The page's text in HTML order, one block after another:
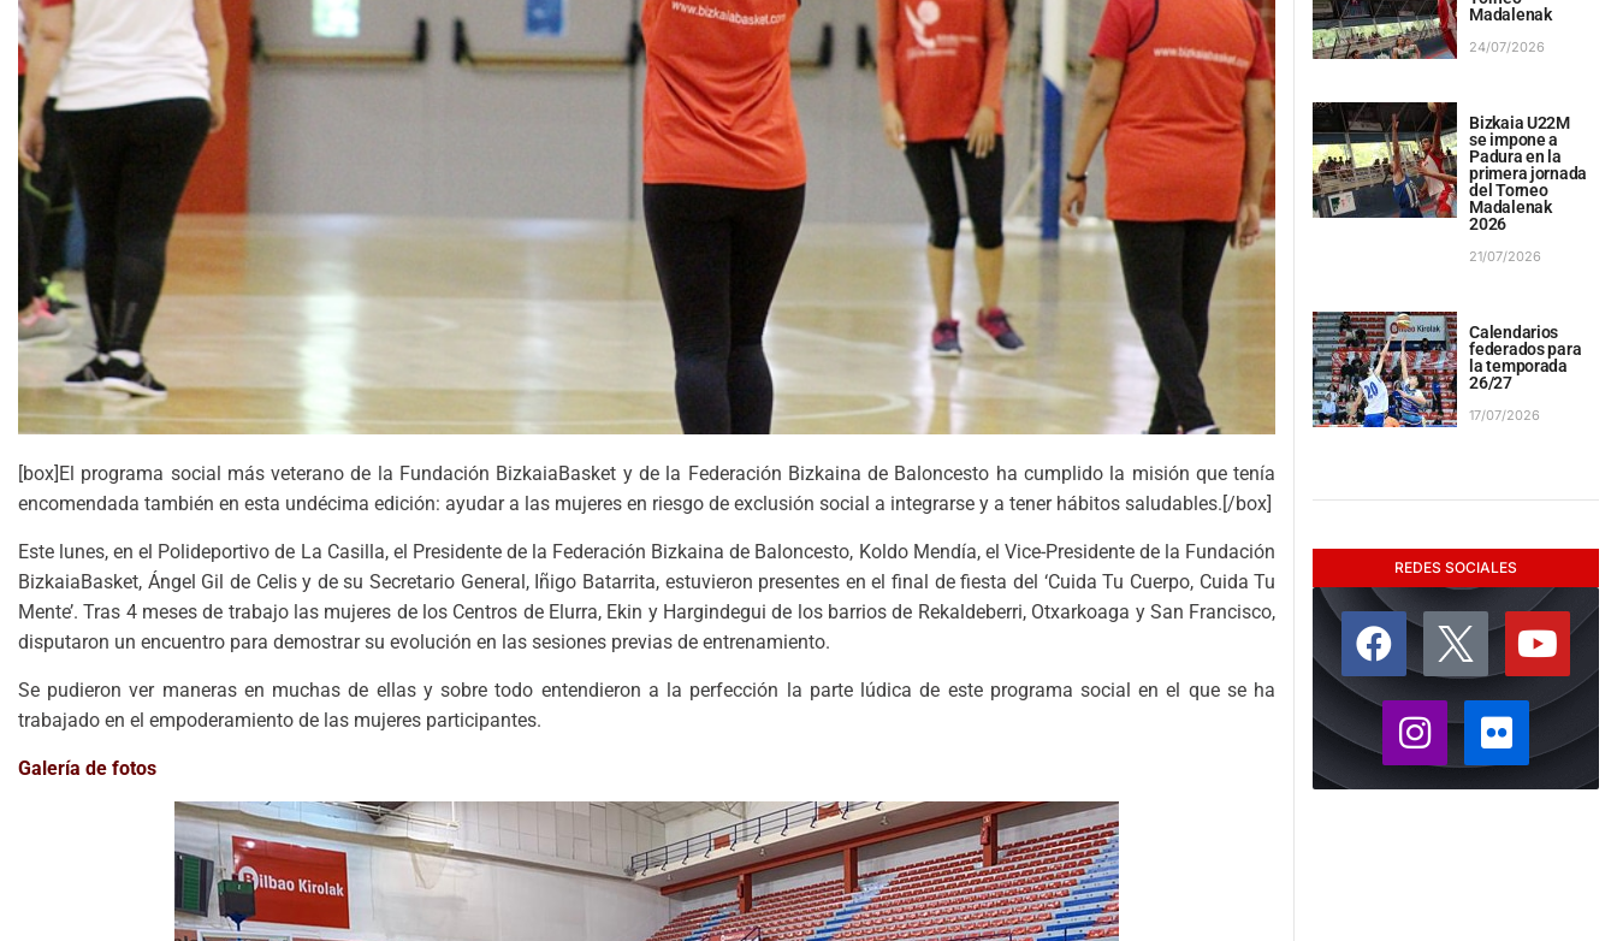
[box]El programa social más veterano de la Fundación BizkaiaBasket y de la Federación Bizkaina de Baloncesto ha cumplido la misión que tenía
encomendada también en esta undécima edición: ayudar a las mujeres en riesgo de exclusión social a integrarse y a tener hábitos saludables.[/box]
Este lunes, en el Polideportivo de La Casilla, el Presidente de la Federación Bizkaina de Baloncesto, Koldo Mendía, el Vice-Presidente de la Fundación
BizkaiaBasket, Ángel Gil de Celis y de su Secretario General, Iñigo Batarrita, estuvieron presentes en el final de fiesta del ‘Cuida Tu Cuerpo, Cuida Tu
Mente’. Tras 4 meses de trabajo las mujeres de los Centros de Elurra, Ekin y Hargindegui de los barrios de Rekaldeberri, Otxarkoaga y San Francisco,
disputaron un encuentro para demostrar su evolución en las sesiones previas de entrenamiento.
Se pudieron ver maneras en muchas de ellas y sobre todo entendieron a la perfección la parte lúdica de este programa social en el que se ha
trabajado en el empoderamiento de las mujeres participantes.
Galería de fotos
Madalenak
24/07/2026
Bizkaia U22M
se impone a
Padura en la
primera jornada
del Torneo
Madalenak
2026
21/07/2026
Calendarios
federados para
la temporada
26/27
17/07/2026
REDES SOCIALES